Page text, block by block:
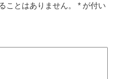
ことはありません。 * が付い